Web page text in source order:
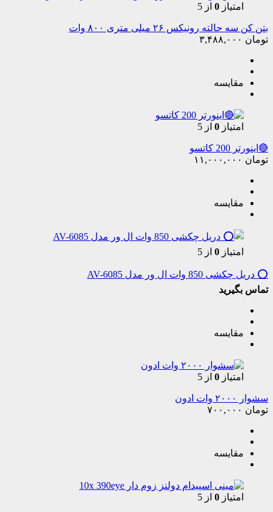
امتیاز 0 از 5
بتن کن سه حالته رونیکس ۲۶ میلی متری ۸۰۰ وات
تومان
مقایسه
امتیاز 0 از 5
🔴اینورتر 200 کاتسو
تومان
مقایسه
امتیاز 0 از 5
⭕️ دریل چکشی 850 وات ال ور مدل AV-6085
تماس بگیرید
مقایسه
امتیاز 0 از 5
سشوار ۲۰۰۰ وات ادون
تومان
مقایسه
امتیاز 0 از 5